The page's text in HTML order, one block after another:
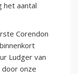
het aantal
Corendon
Ludger van
door onze